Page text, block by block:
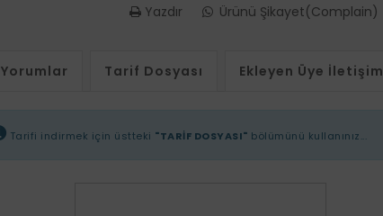
Yazdır Ürünü Şikayet(Complain)
Yorumlar Tarif Dosyası Ekleyen Üye İletişim
Tarifi indirmek için üstteki "TARİF DOSYASI" bölümünü kullanınız...